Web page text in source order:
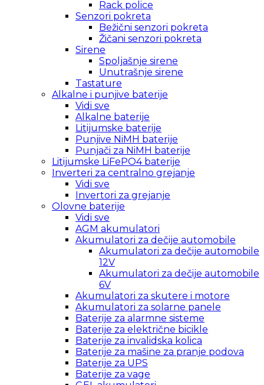
Rack police
Senzori pokreta
Bežični senzori pokreta
Žičani senzori pokreta
Sirene
Spoljašnje sirene
Unutrašnje sirene
Tastature
Alkalne i punjive baterije
Vidi sve
Alkalne baterije
Litijumske baterije
Punjive NiMH baterije
Punjači za NiMH baterije
Litijumske LiFePO4 baterije
Inverteri za centralno grejanje
Vidi sve
Invertori za grejanje
Olovne baterije
Vidi sve
AGM akumulatori
Akumulatori za dečije automobile
Akumulatori za dečije automobile
12V
Akumulatori za dečije automobile
6V
Akumulatori za skutere i motore
Akumulatori za solarne panele
Baterije za alarmne sisteme
Baterije za električne bicikle
Baterije za invalidska kolica
Baterije za mašine za pranje podova
Baterije za UPS
Baterije za vage